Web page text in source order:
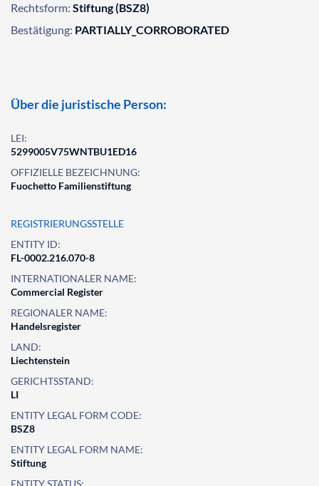
Rechtsform: Stiftung (BSZ8)
Bestätigung: PARTIALLY_CORROBORATED
Über die juristische Person:
LEI:
5299005V75WNTBU1ED16
OFFIZIELLE BEZEICHNUNG:
Fuochetto Familienstiftung
REGISTRIERUNGSSTELLE
ENTITY ID:
FL-0002.216.070-8
INTERNATIONALER NAME:
Commercial Register
REGIONALER NAME:
Handelsregister
LAND:
Liechtenstein
GERICHTSSTAND:
LI
ENTITY LEGAL FORM CODE:
BSZ8
ENTITY LEGAL FORM NAME:
Stiftung
ENTITY STATUS: